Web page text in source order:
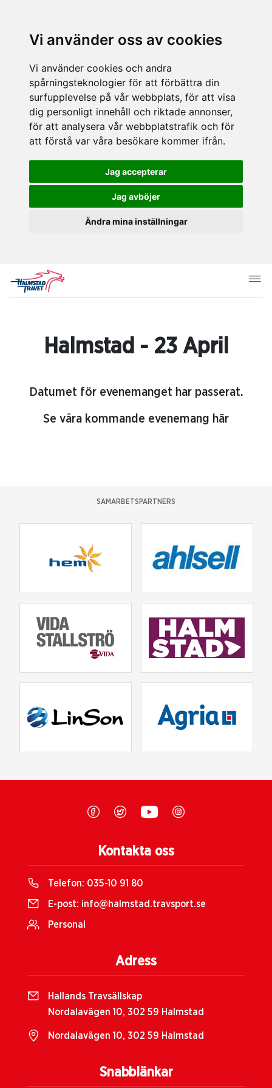
Vi använder oss av cookies
Vi använder cookies och andra
spårningsteknologier för att förbättra din
surfupplevelse på vår webbplats, för att visa
dig personligt innehåll och riktade annonser,
för att analysera vår webbplatstrafik och för
att förstå var våra besökare kommer ifrån.
Jag accepterar
Jag avböjer
Ändra mina inställningar
Halmstad - 23 April
Datumet för evenemanget har passerat.
Se våra kommande evenemang här
SAMARBETSPARTNERS
Snabblänkar
Kontakta oss
Telefon: 035-10 91 80
E-post: info@halmstad.travsport.se
Personal
Adress
Hallands Travsällskap
Nordalavägen 10, 302 59 Halmstad
Nordalavägen 10, 302 59 Halmstad